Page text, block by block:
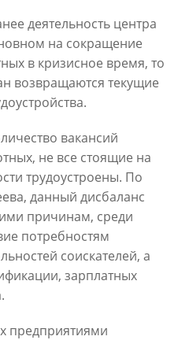
деятельность центра
на сокращение
в кризисное время, то
возвращаются текущие
вакансий
не все стоящие на
трудоустроены. По
данный дисбаланс
причинам, среди
потребностям
соискателей, а
зарплатных
предприятиями